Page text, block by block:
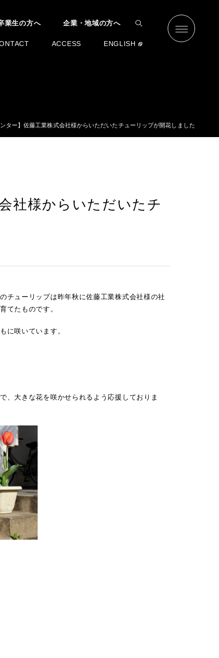
業生の方へ 企業・地域の方へ
ACCESS ENGLISH
ター】佐藤工業株式会社様からいただいたチューリップが開花しました
社様からいただいたチ
チューリップは昨年秋に佐藤工業株式会社様の社
てたものです。
に咲いています。
、大きな花を咲かせられるよう応援しておりま